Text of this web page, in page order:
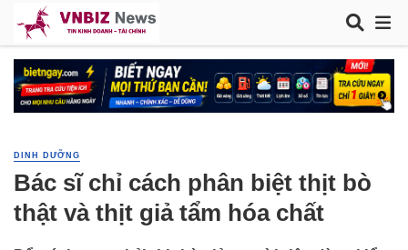
DINH DƯỠNG
Bác sĩ chỉ cách phân biệt thịt bò
thật và thịt giả tẩm hóa chất